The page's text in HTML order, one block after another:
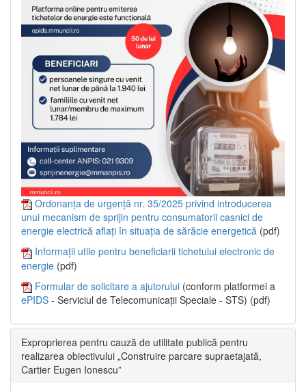
Ordonanța de urgență nr. 35/2025 privind introducerea
unui mecanism de sprijin pentru consumatorii casnici de
energie electrică aflați în situația de sărăcie energetică (pdf)
Informații utile pentru beneficiarii tichetului electronic de
energie (pdf)
Formular de solicitare a ajutorului (conform platformei a
ePIDS - Serviciul de Telecomunicații Speciale - STS) (pdf)
Exproprierea pentru cauză de utilitate publică pentru
realizarea obiectivului „Construire parcare supraetajată,
Cartier Eugen Ionescu”